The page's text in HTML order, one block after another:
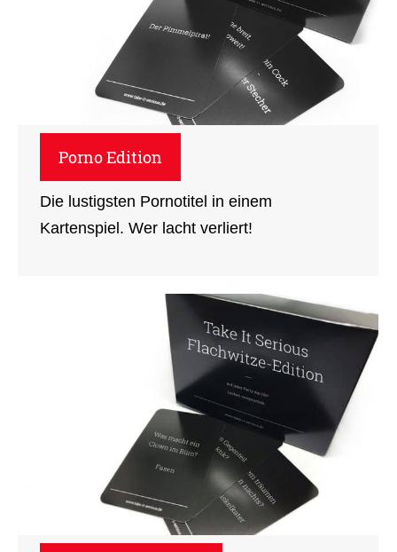
Porno Edition
Die lustigsten Pornotitel in einem
Kartenspiel. Wer lacht verliert!